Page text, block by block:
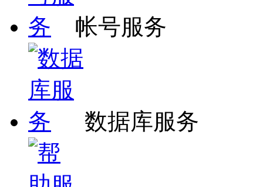
帐号服务
数据库服务